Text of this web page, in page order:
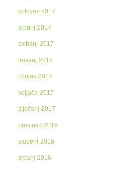
kolovoz 2017
srpanj 2017
svibanj 2017
travanj 2017
ožujak 2017
veljača 2017
siječanj 2017
prosinac 2016
studeni 2016
srpanj 2016